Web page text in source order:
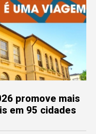
promove mais
em 95 cidades